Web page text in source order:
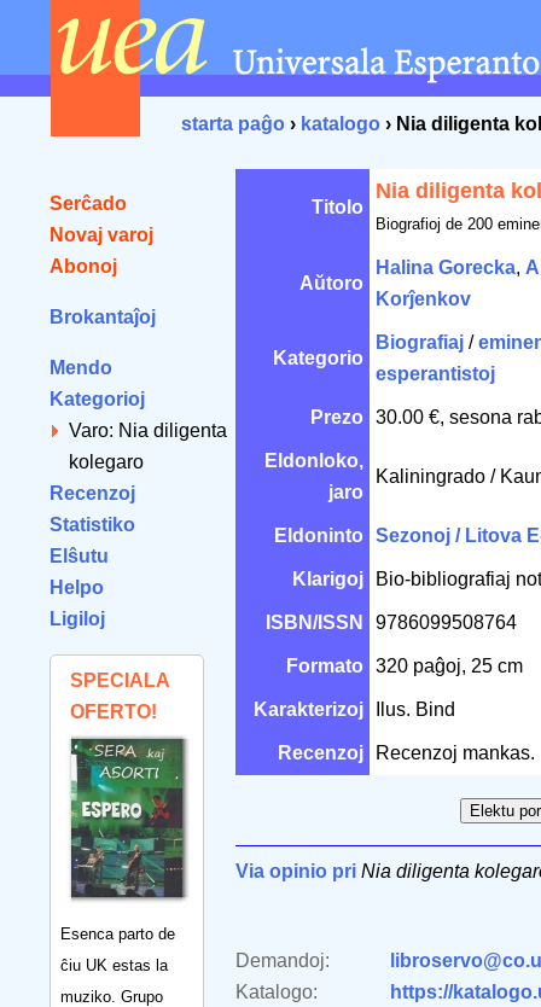
starta paĝo › katalogo › Nia diligenta
Serĉado
Novaj varoj
Abonoj
Brokantaĵoj
Mendo
Kategorioj
Varo: Nia diligenta
kolegaro
Recenzoj
Statistiko
Elŝutu
Helpo
Ligiloj
SPECIALA
OFERTO!
Esenca parto de
ĉiu UK estas la
muziko. Grupo
Titolo
Nia diligenta
Biografioj de 200
Aŭtoro
Halina Gorecka,
Korĵenkov
Kategorio
Biografiaj /
esperantistoj
Prezo 30.00 €, sesona
Eldonloko,
jaro
Kaliningrado /
Eldoninto Sezonoj / Litova
Klarigoj Bio-bibliografiaj
ISBN/ISSN 9786099508764
Formato 320 paĝoj, 25 cm
Karakterizoj Ilus. Bind
Recenzoj Recenzoj mankas.
Via opinio pri Nia diligenta
Demandoj:
Katalogo:
https://